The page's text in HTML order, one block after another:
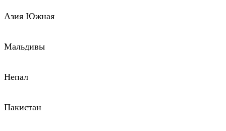
Азия Южная
Мальдивы
Непал
Пакистан